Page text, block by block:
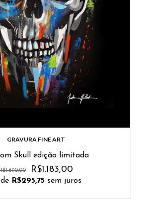
GRAVURA FINE ART
Skull edição limitada
R$1.183,00
R$295,75 sem juros